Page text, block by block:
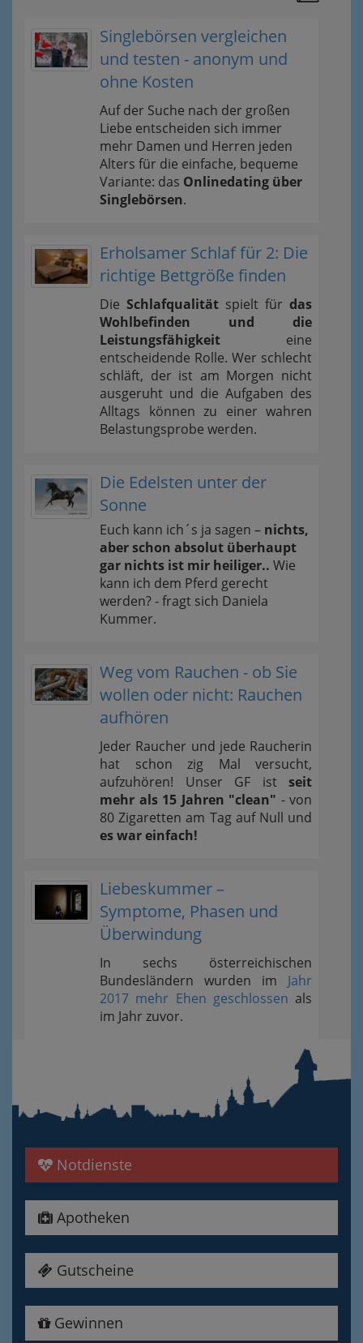
Singlebörsen vergleichen
und testen - anonym und
ohne Kosten
Auf der Suche nach der großen
Liebe entscheiden sich immer
mehr Damen und Herren jeden
Alters für die einfache, bequeme
Variante: das Onlinedating über
Singlebörsen.
Erholsamer Schlaf für 2: Die
richtige Bettgröße finden
Die Schlafqualität spielt für das
Wohlbefinden und die
Leistungsfähigkeit eine
entscheidende Rolle. Wer schlecht
schläft, der ist am Morgen nicht
ausgeruht und die Aufgaben des
Alltags können zu einer wahren
Belastungsprobe werden.
Die Edelsten unter der
Sonne
Euch kann ich´s ja sagen – nichts,
aber schon absolut überhaupt
gar nichts ist mir heiliger.. Wie
kann ich dem Pferd gerecht
werden? - fragt sich Daniela
Kummer.
Weg vom Rauchen - ob Sie
wollen oder nicht: Rauchen
aufhören
Jeder Raucher und jede Raucherin
hat schon zig Mal versucht,
aufzuhören! Unser GF ist seit
mehr als 15 Jahren "clean" - von
80 Zigaretten am Tag auf Null und
es war einfach!
Liebeskummer –
Symptome, Phasen und
Überwindung
In sechs österreichischen
Bundesländern wurden im Jahr
2017 mehr Ehen geschlossen als
im Jahr zuvor.
Notdienste
Apotheken
Gutscheine
Gewinnen